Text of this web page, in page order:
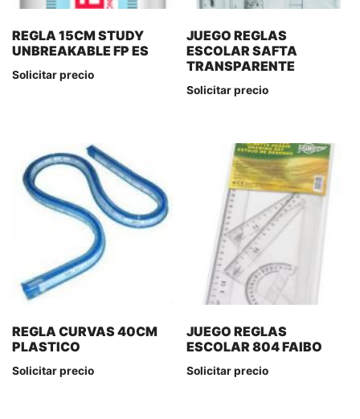
REGLA 15CM STUDY
UNBREAKABLE FP ES
Solicitar precio
JUEGO REGLAS
ESCOLAR SAFTA
TRANSPARENTE
Solicitar precio
REGLA CURVAS 40CM
PLASTICO
Solicitar precio
JUEGO REGLAS
ESCOLAR 804 FAIBO
Solicitar precio